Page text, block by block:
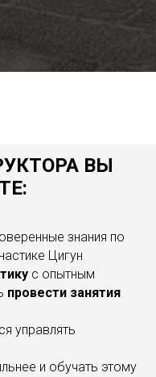
ВЫ
знания по
Цигун
с опытным
провести занятия
управлять
и обучать этому